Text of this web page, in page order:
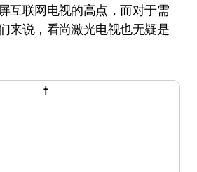
互联网电视的高点，而对于需
来说，看尚激光电视也无疑是